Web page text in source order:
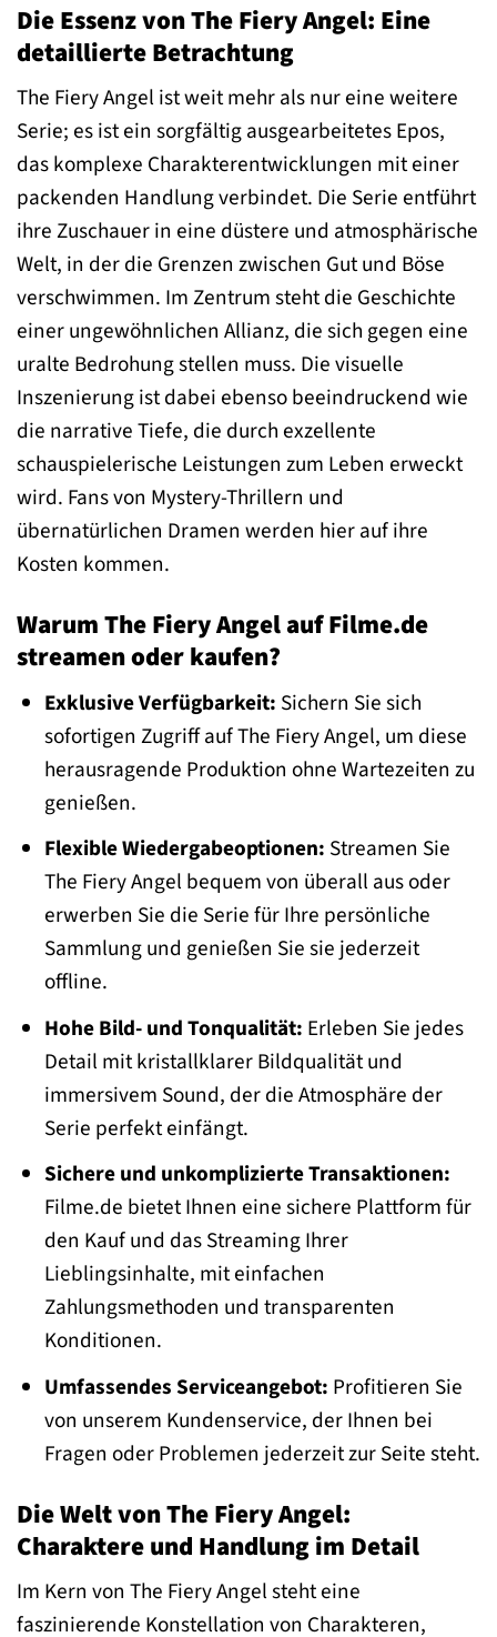
Die Essenz von The Fiery Angel: Eine
detaillierte Betrachtung
The Fiery Angel ist weit mehr als nur eine weitere
Serie; es ist ein sorgfältig ausgearbeitetes Epos,
das komplexe Charakterentwicklungen mit einer
packenden Handlung verbindet. Die Serie entführt
ihre Zuschauer in eine düstere und atmosphärische
Welt, in der die Grenzen zwischen Gut und Böse
verschwimmen. Im Zentrum steht die Geschichte
einer ungewöhnlichen Allianz, die sich gegen eine
uralte Bedrohung stellen muss. Die visuelle
Inszenierung ist dabei ebenso beeindruckend wie
die narrative Tiefe, die durch exzellente
schauspielerische Leistungen zum Leben erweckt
wird. Fans von Mystery-Thrillern und
übernatürlichen Dramen werden hier auf ihre
Kosten kommen.
Warum The Fiery Angel auf Filme.de
streamen oder kaufen?
Exklusive Verfügbarkeit: Sichern Sie sich
sofortigen Zugriff auf The Fiery Angel, um diese
herausragende Produktion ohne Wartezeiten zu
genießen.
Flexible Wiedergabeoptionen: Streamen Sie
The Fiery Angel bequem von überall aus oder
erwerben Sie die Serie für Ihre persönliche
Sammlung und genießen Sie sie jederzeit
offline.
Hohe Bild- und Tonqualität: Erleben Sie jedes
Detail mit kristallklarer Bildqualität und
immersivem Sound, der die Atmosphäre der
Serie perfekt einfängt.
Sichere und unkomplizierte Transaktionen:
Filme.de bietet Ihnen eine sichere Plattform für
den Kauf und das Streaming Ihrer
Lieblingsinhalte, mit einfachen
Zahlungsmethoden und transparenten
Konditionen.
Umfassendes Serviceangebot: Profitieren Sie
von unserem Kundenservice, der Ihnen bei
Fragen oder Problemen jederzeit zur Seite steht.
Die Welt von The Fiery Angel:
Charaktere und Handlung im Detail
Im Kern von The Fiery Angel steht eine
faszinierende Konstellation von Charakteren,